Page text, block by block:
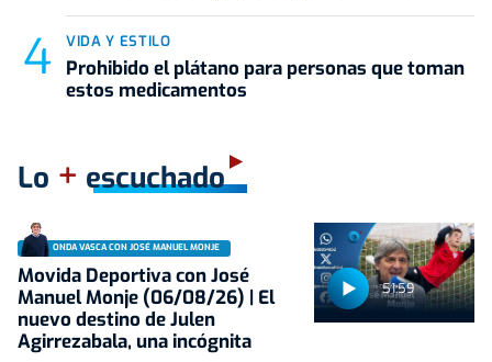
VIDA Y ESTILO
Prohibido el plátano para personas que toman
estos medicamentos
Lo + escuchado
51:59
ONDA VASCA CON JOSÉ MANUEL MONJE
Movida Deportiva con José
Manuel Monje (06/08/26) | El
nuevo destino de Julen
Agirrezabala, una incógnita